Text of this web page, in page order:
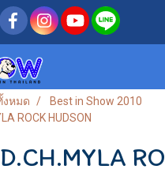
หมด
Best in Show 2010
ROCK HUDSON